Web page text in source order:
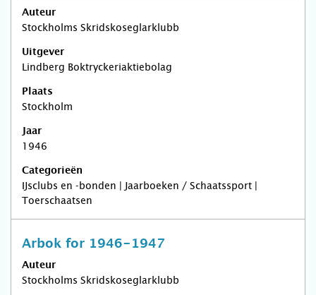
Auteur
Stockholms Skridskoseglarklubb
Uitgever
Lindberg Boktryckeriaktiebolag
Plaats
Stockholm
Jaar
1946
Categorieën
IJsclubs en -bonden | Jaarboeken / Schaatssport |
Toerschaatsen
Arbok for 1946-1947
Auteur
Stockholms Skridskoseglarklubb